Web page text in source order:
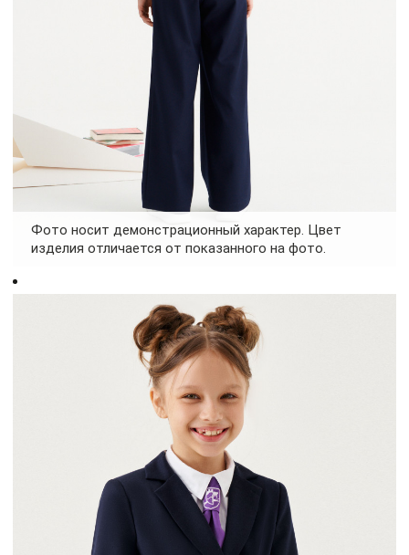
Фото носит демонстрационный характер. Цвет
изделия отличается от показанного на фото.